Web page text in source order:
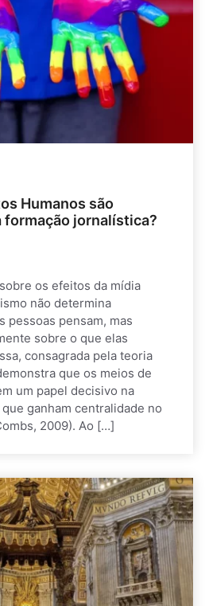
Humanos são
jornalística?
os efeitos da mídia
não determina
pessoas pensam, mas
sobre o que elas
consagrada pela teoria
que os meios de
um papel decisivo na
ganham centralidade no
2009). Ao […]